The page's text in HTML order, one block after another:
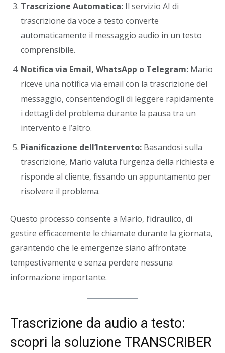
Trascrizione Automatica: Il servizio AI di
trascrizione da voce a testo converte
automaticamente il messaggio audio in un testo
comprensibile.
Notifica via Email, WhatsApp o Telegram: Mario
riceve una notifica via email con la trascrizione del
messaggio, consentendogli di leggere rapidamente
i dettagli del problema durante la pausa tra un
intervento e l’altro.
Pianificazione dell’Intervento: Basandosi sulla
trascrizione, Mario valuta l’urgenza della richiesta e
risponde al cliente, fissando un appuntamento per
risolvere il problema.
Questo processo consente a Mario, l’idraulico, di
gestire efficacemente le chiamate durante la giornata,
garantendo che le emergenze siano affrontate
tempestivamente e senza perdere nessuna
informazione importante.
Trascrizione da audio a testo:
scopri la soluzione TRANSCRIBER